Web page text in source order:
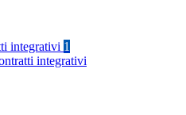
integrativi 1
integrativi